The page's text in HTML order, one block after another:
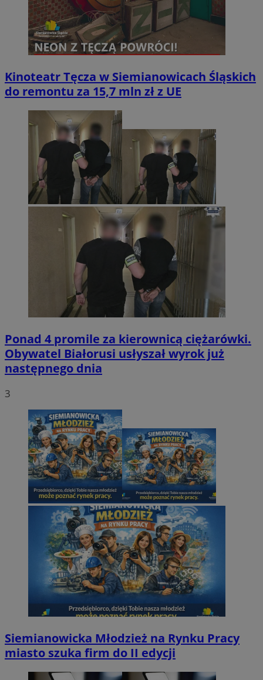
Kinoteatr Tęcza w Siemianowicach Śląskich
do remontu za 15,7 mln zł z UE
Ponad 4 promile za kierownicą ciężarówki.
Obywatel Białorusi usłyszał wyrok już
następnego dnia
3
Siemianowicka Młodzież na Rynku Pracy
miasto szuka firm do II edycji